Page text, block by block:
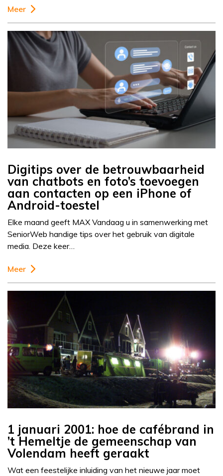
Meer
Digitips over de betrouwbaarheid
van chatbots en foto’s toevoegen
aan contacten op een iPhone of
Android-toestel
Elke maand geeft MAX Vandaag u in samenwerking met
SeniorWeb handige tips over het gebruik van digitale
media. Deze keer…
Meer
1 januari 2001: hoe de cafébrand in
’t Hemeltje de gemeenschap van
Volendam heeft geraakt
Wat een feestelijke inluiding van het nieuwe jaar moet